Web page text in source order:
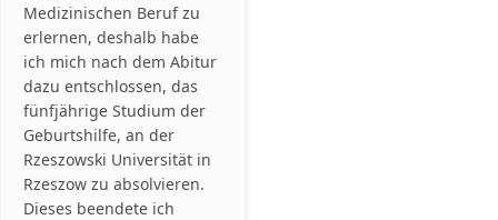
Medizinischen Beruf zu
erlernen, deshalb habe
ich mich nach dem Abitur
dazu entschlossen, das
fünfjährige Studium der
Geburtshilfe, an der
Rzeszowski Universität in
Rzeszow zu absolvieren.
Dieses beendete ich